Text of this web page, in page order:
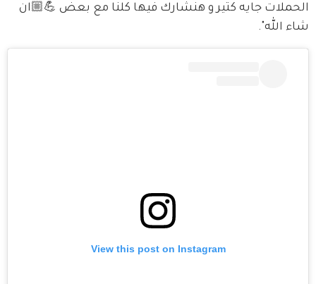
الحملات جايه كتير و هنشارك فيها كلنا مع بعض 💪🏼ان
شاء الله".
View this post on Instagram